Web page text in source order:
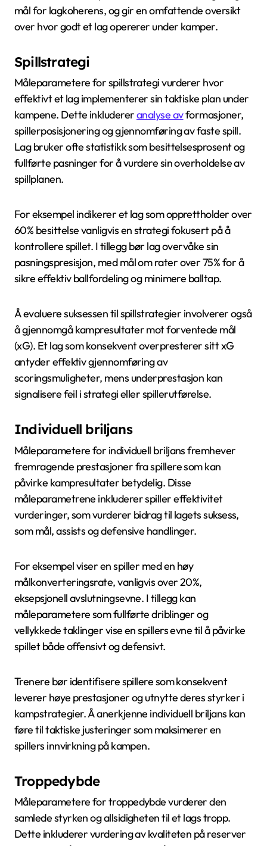
mål for lagkoherens, og gir en omfattende oversikt
over hvor godt et lag opererer under kamper.
Spillstrategi
Måleparametere for spillstrategi vurderer hvor
effektivt et lag implementerer sin taktiske plan under
kampene. Dette inkludereranalyse avformasjoner,
spillerposisjonering og gjennomføring av faste spill.
Lag bruker ofte statistikk som besittelsesprosent og
fullførte pasninger for å vurdere sin overholdelse av
spillplanen.
For eksempel indikerer et lag som opprettholder over
60% besittelse vanligvis en strategi fokusert på å
kontrollere spillet. I tillegg bør lag overvåke sin
pasningspresisjon, med mål om rater over 75% for å
sikre effektiv ballfordeling og minimere balltap.
Å evaluere suksessen til spillstrategier involverer også
å gjennomgå kampresultater mot forventede mål
(xG). Et lag som konsekvent overpresterer sitt xG
antyder effektiv gjennomføring av
scoringsmuligheter, mens underprestasjon kan
signalisere feil i strategi eller spillerutførelse.
Individuell briljans
Måleparametere for individuell briljans fremhever
fremragende prestasjoner fra spillere som kan
påvirke kampresultater betydelig. Disse
måleparametrene inkluderer spiller effektivitet
vurderinger, som vurderer bidrag til lagets suksess,
som mål, assists og defensive handlinger.
For eksempel viser en spiller med en høy
målkonverteringsrate, vanligvis over 20%,
eksepsjonell avslutningsevne. I tillegg kan
måleparametere som fullførte driblinger og
vellykkede taklinger vise en spillers evne til å påvirke
spillet både offensivt og defensivt.
Trenere bør identifisere spillere som konsekvent
leverer høye prestasjoner og utnytte deres styrker i
kampstrategier. Å anerkjenne individuell briljans kan
føre til taktiske justeringer som maksimerer en
spillers innvirkning på kampen.
Troppedybde
Måleparametere for troppedybde vurderer den
samlede styrken og allsidigheten til et lags tropp.
Dette inkluderer vurdering av kvaliteten på reserver